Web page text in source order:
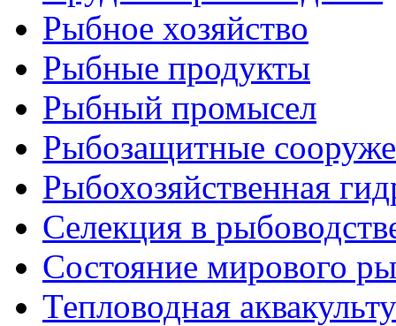
Рыбное хозяйство
Рыбные продукты
Рыбный промысел
Рыбозащитные
Рыбохозяйственная
Селекция в
Состояние мирового
Тепловодная